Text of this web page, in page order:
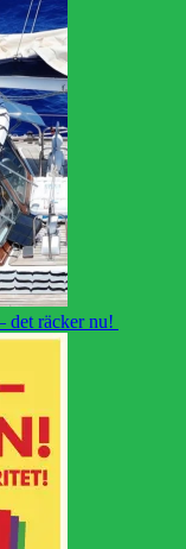
det räcker nu!